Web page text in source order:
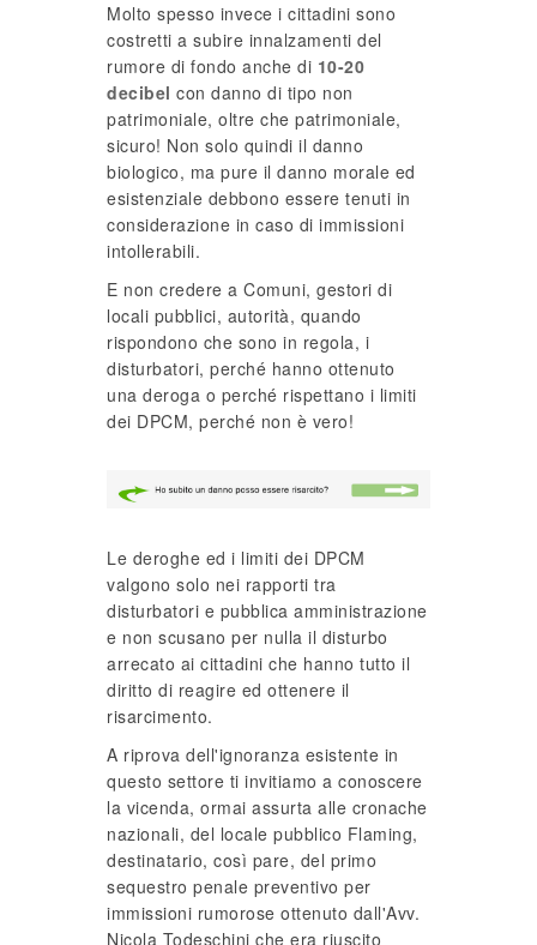
Molto spesso invece i cittadini sono
costretti a subire innalzamenti del
rumore di fondo anche di 10-20
decibel con danno di tipo non
patrimoniale, oltre che patrimoniale,
sicuro! Non solo quindi il danno
biologico, ma pure il danno morale ed
esistenziale debbono essere tenuti in
considerazione in caso di immissioni
intollerabili.
E non credere a Comuni, gestori di
locali pubblici, autorità, quando
rispondono che sono in regola, i
disturbatori, perché hanno ottenuto
una deroga o perché rispettano i limiti
dei DPCM, perché non è vero!
Le deroghe ed i limiti dei DPCM
valgono solo nei rapporti tra
disturbatori e pubblica amministrazione
e non scusano per nulla il disturbo
arrecato ai cittadini che hanno tutto il
diritto di reagire ed ottenere il
risarcimento.
A riprova dell'ignoranza esistente in
questo settore ti invitiamo a conoscere
la vicenda, ormai assurta alle cronache
nazionali, del locale pubblico Flaming,
destinatario, così pare, del primo
sequestro penale preventivo per
immissioni rumorose ottenuto dall'Avv.
Nicola Todeschini che era riuscito